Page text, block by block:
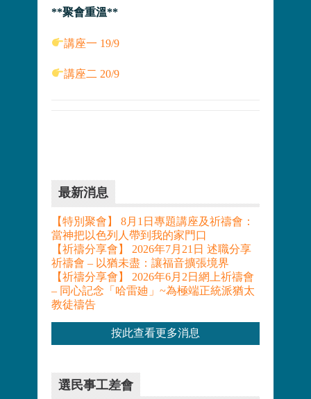
**聚會重溫**
講座一 19/9
講座二 20/9
最新消息
【特別聚會】 8月1日專題講座及祈禱會：
當神把以色列人帶到我的家門口
【祈禱分享會】 2026年7月21日 述職分享
祈禱會 – 以猶未盡：讓福音擴張境界
【祈禱分享會】 2026年6月2日網上祈禱會
– 同心記念「哈雷廸」~為極端正統派猶太
教徒禱告
按此查看更多消息
選民事工差會